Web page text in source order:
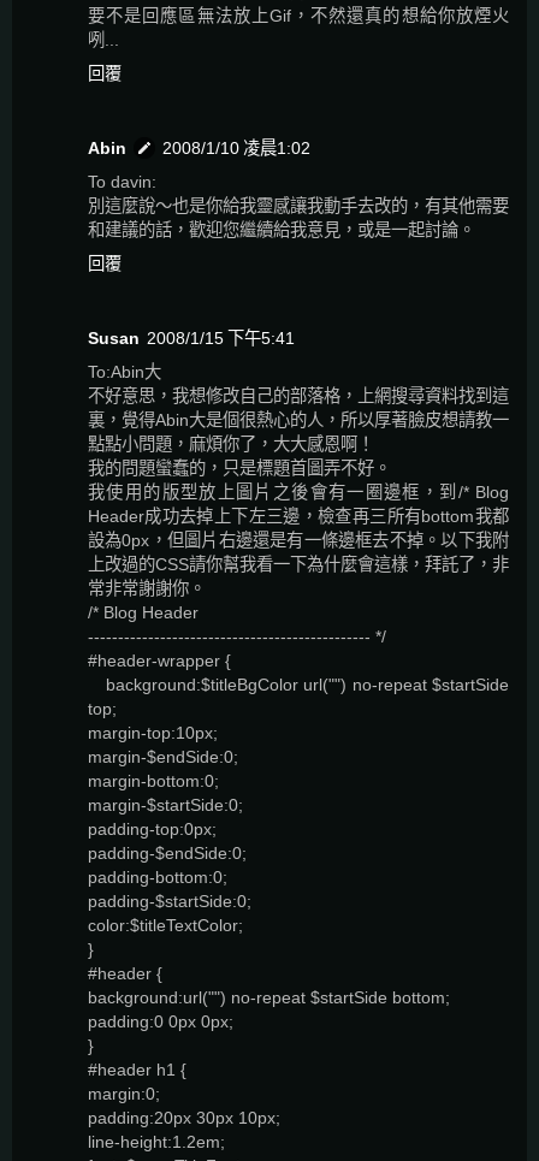
要不是回應區無法放上Gif，不然還真的想給你放煙火
咧...
回覆
Abin
2008/1/10 凌晨1:02
To davin:
別這麼說～也是你給我靈感讓我動手去改的，有其他需要
和建議的話，歡迎您繼續給我意見，或是一起討論。
回覆
Susan 2008/1/15 下午5:41
To:Abin大
不好意思，我想修改自己的部落格，上網搜尋資料找到這
裏，覺得Abin大是個很熱心的人，所以厚著臉皮想請教一
點點小問題，麻煩你了，大大感恩啊！
我的問題蠻蠢的，只是標題首圖弄不好。
我使用的版型放上圖片之後會有一圈邊框，到/* Blog
Header成功去掉上下左三邊，檢查再三所有bottom我都
設為0px，但圖片右邊還是有一條邊框去不掉。以下我附
上改過的CSS請你幫我看一下為什麼會這樣，拜託了，非
常非常謝謝你。
/* Blog Header
----------------------------------------------- */
#header-wrapper {
background:$titleBgColor url("") no-repeat $startSide
top;
margin-top:10px;
margin-$endSide:0;
margin-bottom:0;
margin-$startSide:0;
padding-top:0px;
padding-$endSide:0;
padding-bottom:0;
padding-$startSide:0;
color:$titleTextColor;
}
#header {
background:url("") no-repeat $startSide bottom;
padding:0 0px 0px;
}
#header h1 {
margin:0;
padding:20px 30px 10px;
line-height:1.2em;